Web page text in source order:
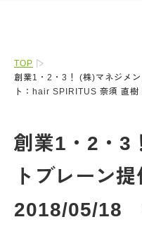
TOP
創業1・2・3！ (株)マネジ
ト：hair SPIRITUS 奈須 直樹
創業1・2・3
トブレーン
2018/05/18